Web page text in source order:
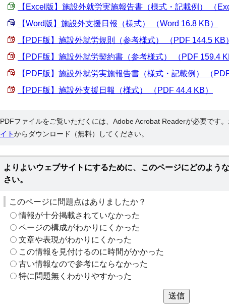
【Excel版】施設外就労実施報告書（様式・記載例） （
【Word版】施設外支援日報（様式） （Word 16.8 KB）
【PDF版】施設外就労規則（参考様式） （PDF 144.5 KB）
【PDF版】施設外就労契約書（参考様式） （PDF 159.4
【PDF版】施設外就労実施報告書（様式・記載例） （
【PDF版】施設外支援日報（様式） （PDF 44.4 KB）
PDFファイルをご覧いただくには、Adobe Acrobat Readerが必要です
イトからダウンロード（無料）してください。
よりよいウェブサイトにするために、このページにどのよう
さい。
このページに問題点はありましたか？
情報が十分掲載されていなかった
ページの構成がわかりにくかった
文章や表現がわかりにくかった
この情報を見付けるのに時間がかかった
古い情報なので参考にならなかった
特に問題無くわかりやすかった
送信